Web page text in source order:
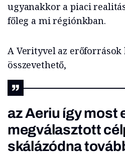
ugyanakkor a piaci
főleg a mi régiónkban.
A Verityvel az
összevethető,
az Aeriu így most
megválasztott
skálázódna